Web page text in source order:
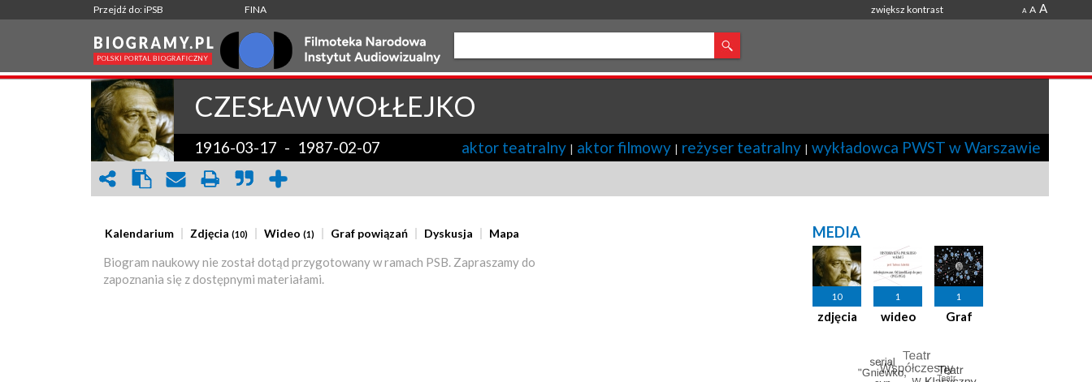
Przejdź do: iPSB FINA zwiększ kontrast A A A
CZESŁAWWOŁŁEJKO
1916-03-17 - 1987-02-07 aktor teatralny | aktor filmowy | reżyser teatralny | wykładowca PWST w Warszawie
Kalendarium Zdjęcia(10) Wideo(1) Graf powiązań Dyskusja Mapa
Biogram naukowy nie został dotąd przygotowany w ramach PSB. Zapraszamy do
zapoznania się z dostępnymi materiałami.
MEDIA
10
zdjęcia
1
wideo
1
Graf